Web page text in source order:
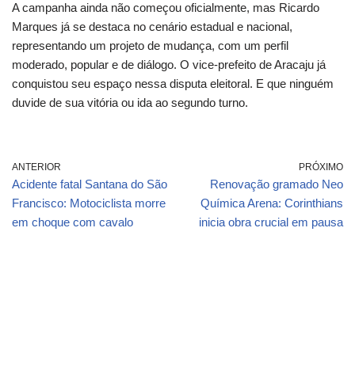
A campanha ainda não começou oficialmente, mas Ricardo
Marques já se destaca no cenário estadual e nacional,
representando um projeto de mudança, com um perfil
moderado, popular e de diálogo. O vice-prefeito de Aracaju já
conquistou seu espaço nessa disputa eleitoral. E que ninguém
duvide de sua vitória ou ida ao segundo turno.
ANTERIOR
Acidente fatal Santana do São
Francisco: Motociclista morre
em choque com cavalo
PRÓXIMO
Renovação gramado Neo
Química Arena: Corinthians
inicia obra crucial em pausa